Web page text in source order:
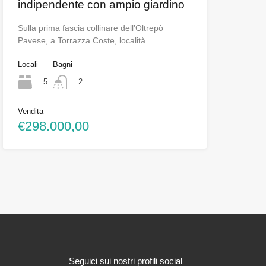
indipendente con ampio giardino
Sulla prima fascia collinare dell’Oltrepò
Pavese, a Torrazza Coste, località…
Locali
5
Bagni
2
Vendita
€298.000,00
Seguici sui nostri profili social